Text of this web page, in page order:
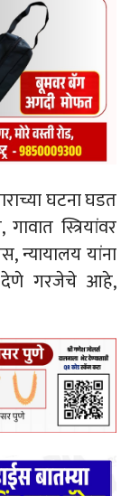
घटना घडत
स्त्रियांवर
न्यायालय यांना
देणे गरजेचे आहे,